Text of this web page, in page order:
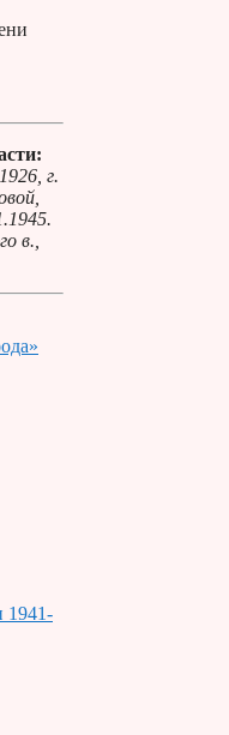
г.
в.,
1941-